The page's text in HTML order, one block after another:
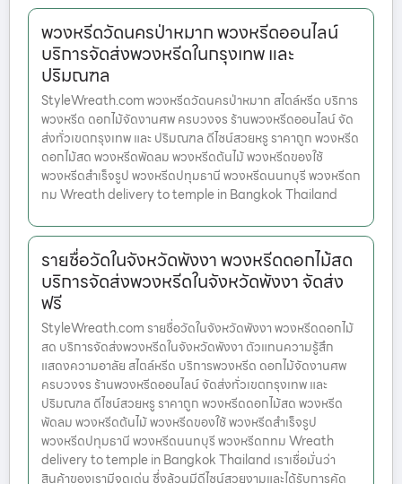
พวงหรีดวัดนครป่าหมาก พวงหรีดออนไลน์
บริการจัดส่งพวงหรีดในกรุงเทพ และ
ปริมณฑล
StyleWreath.com พวงหรีดวัดนครป่าหมาก สไตล์หรีด บริการ
พวงหรีด ดอกไม้จัดงานศพ ครบวงจร ร้านพวงหรีดออนไลน์ จัด
ส่งทั่วเขตกรุงเทพ และ ปริมณฑล ดีไซน์สวยหรู ราคาถูก พวงหรีด
ดอกไม้สด พวงหรีดพัดลม พวงหรีดต้นไม้ พวงหรีดของใช้
พวงหรีดสำเร็จรูป พวงหรีดปทุมธานี พวงหรีดนนทบุรี พวงหรีดก
ทม Wreath delivery to temple in Bangkok Thailand
รายชื่อวัดในจังหวัดพังงา พวงหรีดดอกไม้สด
บริการจัดส่งพวงหรีดในจังหวัดพังงา จัดส่ง
ฟรี
StyleWreath.com รายชื่อวัดในจังหวัดพังงา พวงหรีดดอกไม้
สด บริการจัดส่งพวงหรีดในจังหวัดพังงา ตัวแทนความรู้สึก
แสดงความอาลัย สไตล์หรีด บริการพวงหรีด ดอกไม้จัดงานศพ
ครบวงจร ร้านพวงหรีดออนไลน์ จัดส่งทั่วเขตกรุงเทพ และ
ปริมณฑล ดีไซน์สวยหรู ราคาถูก พวงหรีดดอกไม้สด พวงหรีด
พัดลม พวงหรีดต้นไม้ พวงหรีดของใช้ พวงหรีดสำเร็จรูป
พวงหรีดปทุมธานี พวงหรีดนนทบุรี พวงหรีดกทม Wreath
delivery to temple in Bangkok Thailand เราเชื่อมั่นว่า
สินค้าของเรามีจุดเด่น ซึ่งล้วนมีดีไซน์สวยงามและได้รับการคัด